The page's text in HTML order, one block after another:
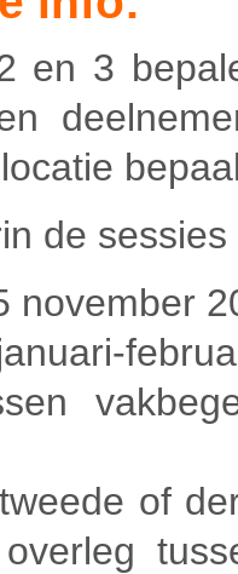
en 3
de
november
of